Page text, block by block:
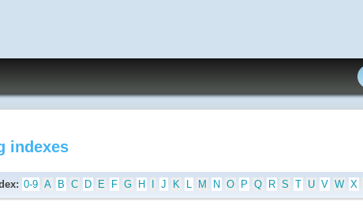
indexes
0-9 A B C D E F G H J K L M N O P Q R S T U V W X